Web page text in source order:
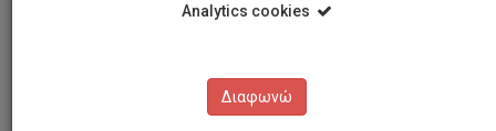
Analytics cookies
Διαφωνώ